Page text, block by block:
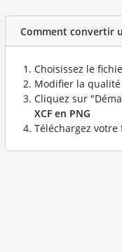
Comment convertir
Choisissez le
Modifier la
Cliquez sur
XCF en PNG
Téléchargez votre